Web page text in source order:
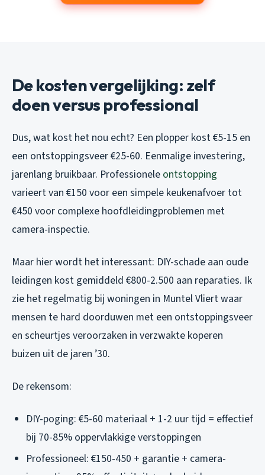
De kosten vergelijking: zelf
doen versus professional
Dus, wat kost het nou echt? Een plopper kost €5-15 en
een ontstoppingsveer €25-60. Eenmalige investering,
jarenlang bruikbaar. Professionele ontstopping
varieert van €150 voor een simpele keukenafvoer tot
€450 voor complexe hoofdleidingproblemen met
camera-inspectie.
Maar hier wordt het interessant: DIY-schade aan oude
leidingen kost gemiddeld €800-2.500 aan reparaties. Ik
zie het regelmatig bij woningen in Muntel Vliert waar
mensen te hard doorduwen met een ontstoppingsveer
en scheurtjes veroorzaken in verzwakte koperen
buizen uit de jaren ’30.
De rekensom:
DIY-poging: €5-60 materiaal + 1-2 uur tijd = effectief
bij 70-85% oppervlakkige verstoppingen
Professioneel: €150-450 + garantie + camera-